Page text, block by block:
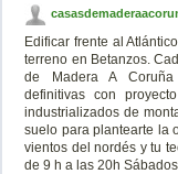
Edificar frente al
terreno en Betanzos.
de Madera A Coruña
definitivas con
industrializados de
suelo para plantearte la
vientos del nordés y tu
de 9 h a las 20h